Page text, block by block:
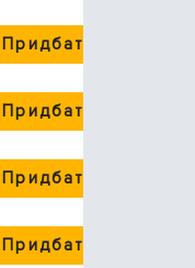
Придбати
Придбати
Придбати
Придбати